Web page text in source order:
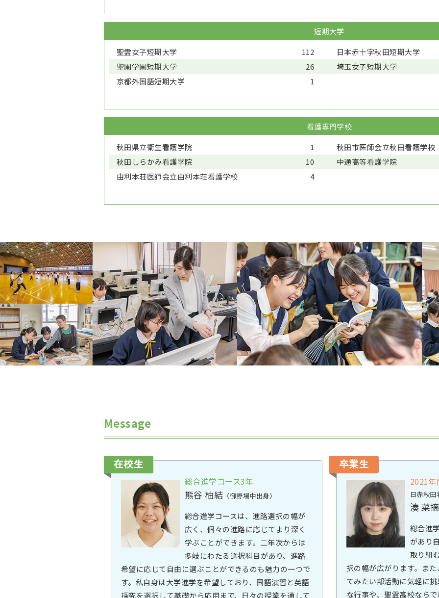
短期大学
聖霊女子短期大学
112 日本赤十字秋田短期大学
聖園学園短期大学
26 埼玉女子短期大学
京都外国語短期大学
1
看護専門学校
秋田県立衛生看護学院
1 秋田市医師会立秋田看護学校
秋田しらかみ看護学院
10 中通高等看護学院
由利本荘医師会立由利本荘看護学校
4
Message
在校生
総合進学コース3年
熊谷 柚結 〈御野場中出身〉
総合進学コースは、進路選択の幅が
広く、個々の進路に応じてより深く
学ぶことができます。二年次からは
多岐にわたる選択科目があり、進路
希望に応じて自由に選ぶことができるのも魅力の一つで
す。私自身は大学進学を希望しており、国語演習と英語
探究を選択して基礎から応用まで、日々の授業を通して
卒業生
2021
日赤秋田
湊 菜摘
総合進
があり
取り組
択の幅が広がります。ま
てみたい部活動に気軽に
な行事や、聖霊高校なら